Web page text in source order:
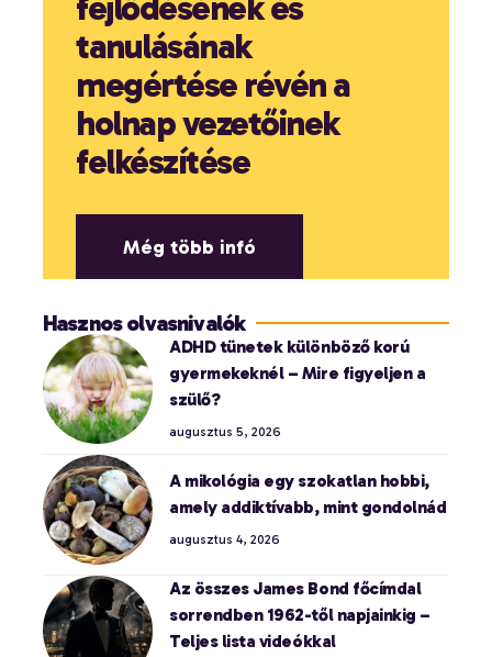
tanulásának
megértése révén a
holnap vezetőinek
felkészítése
Még több infó
Hasznos olvasnivalók
ADHD tünetek különböző korú
gyermekeknél – Mire figyeljen a
szülő?
augusztus 5, 2026
A mikológia egy szokatlan hobbi,
amely addiktívabb, mint gondolnád
augusztus 4, 2026
Az összes James Bond főcímdal
sorrendben 1962-től napjainkig –
Teljes lista videókkal